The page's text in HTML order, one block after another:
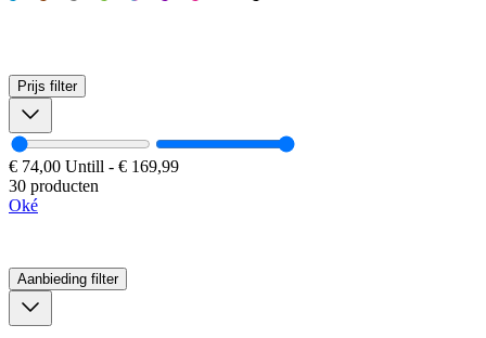
Prijs filter
€ 74,00 Untill - € 169,99
30 producten
Oké
Aanbieding filter